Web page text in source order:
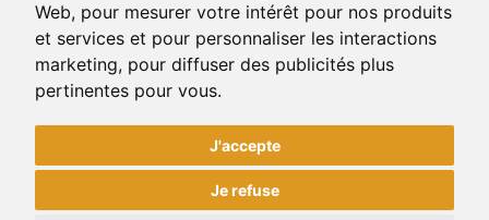
Web, pour mesurer votre intérêt pour nos produits
et services et pour personnaliser les interactions
marketing, pour diffuser des publicités plus
pertinentes pour vous.
J'accepte
Je refuse
© 2026 CLD des Basques. Tous droits réservés. |